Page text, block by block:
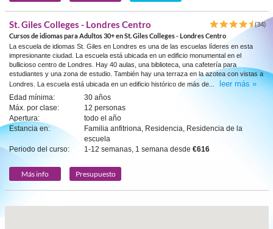
St. Giles Colleges - Londres Centro
(34)
Cursos de idiomas para Adultos 30+ en St. Giles Colleges - Londres Centro
La escuela de idiomas St. Giles en Londres es una de las escuelas líderes en esta
impresionante ciudad. La escuela está ubicada en un edificio monumental en el
bullicioso centro de Londres. Hay 40 aulas, una biblioteca, una cafetería para
estudiantes y una zona de estudio. También hay una terraza en la azotea con vistas a
Londres. La escuela está ubicada en un edificio histórico de más de...
leer más »
Edad mínima:
30 años
Máx. por clase:
12 personas
Apertura:
todo el año
Estancia en:
Familia anfitriona, Residencia, Residencia de la
escuela
Periodo del curso:
1-12 semanas, 1 semana desde €616
Más info Presupuesto